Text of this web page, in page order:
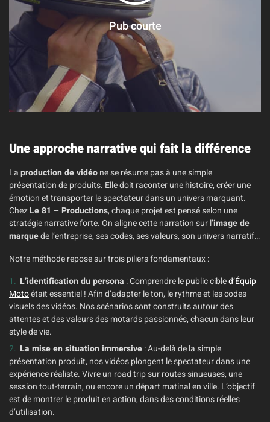
Pub courte
Une approche narrative qui fait la différence
Laproduction de vidéone se résume pas à une simple
présentation de produits. Elle doit raconter une histoire, créer une
émotion et transporter le spectateur dans un univers marquant.
ChezLe 81 – Productions, chaque projet est pensé selon une
stratégie narrative forte. On aligne cette narration sur l’image de
marquede l’entreprise, ses codes, ses valeurs, son univers narratif…
Notre méthode repose sur trois piliers fondamentaux :
L’identification du persona : Comprendre le public cibled’Équip
Motoétait essentiel ! Afin d’adapter le ton, le rythme et les codes
visuels des vidéos. Nos scénarios sont construits autour des
attentes et des valeurs des motards passionnés, chacun dans leur
style de vie.
La mise en situation immersive: Au-delà de la simple
présentation produit, nos vidéos plongent le spectateur dans une
expérience réaliste. Vivre un road trip sur routes sinueuses, une
session tout-terrain, ou encore un départ matinal en ville. L’objectif
est de montrer le produit en action, dans des conditions réelles
d’utilisation.